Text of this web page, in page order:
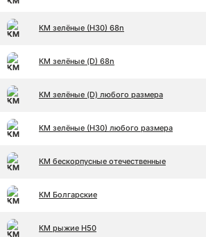
КМ зелёные (Н30) 68n
КМ зелёные (D) 68n
КМ зелёные (D) любого размера
КМ зелёные (Н30) любого размера
КМ бескорпусные отечественные
КМ Болгарские
КМ рыжие Н50